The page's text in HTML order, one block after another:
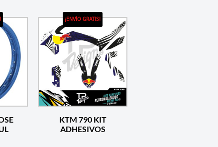
¡ENVÍO GRATIS!
KTM 790 KIT
ADHESIVOS